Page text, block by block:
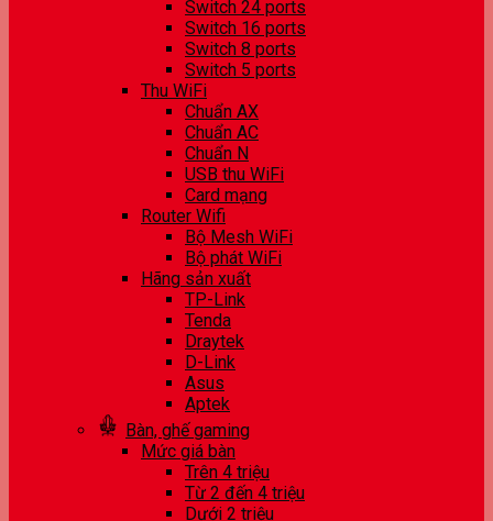
Switch 24 ports
Switch 16 ports
Switch 8 ports
Switch 5 ports
Thu WiFi
Chuẩn AX
Chuẩn AC
Chuẩn N
USB thu WiFi
Card mạng
Router Wifi
Bộ Mesh WiFi
Bộ phát WiFi
Hãng sản xuất
TP-Link
Tenda
Draytek
D-Link
Asus
Aptek
Bàn, ghế gaming
Mức giá bàn
Trên 4 triệu
Từ 2 đến 4 triệu
Dưới 2 triệu